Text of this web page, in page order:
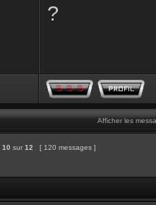
?
Afficher les
10 sur 12 [ 120 messages ]